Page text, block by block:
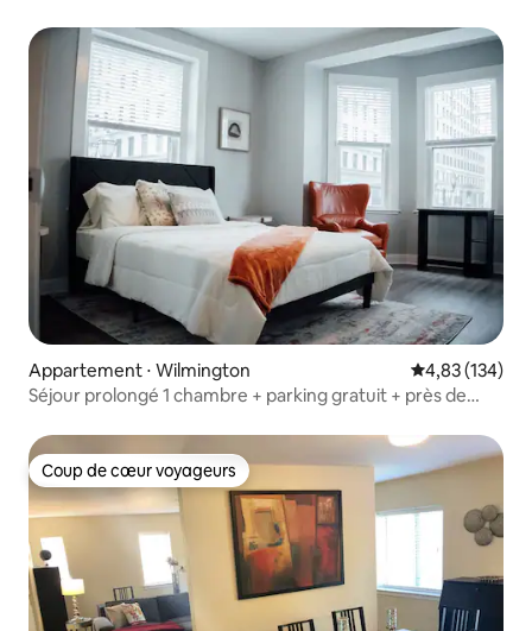
Appartement ⋅ Wilmington Évaluation
4,83 (134)
Séjour prolongé 1 chambre + parking gratuit + près de
Coup de cœur voyageurs
Coup de cœur voyageurs